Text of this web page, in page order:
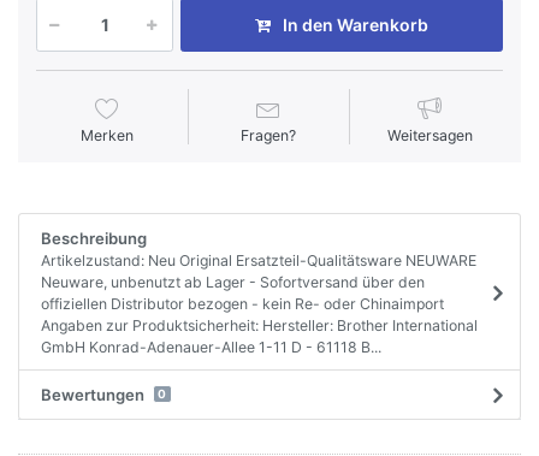
In den Warenkorb
Merken Fragen? Weitersagen
Beschreibung
Artikelzustand: Neu Original Ersatzteil-Qualitätsware NEUWARE
Neuware, unbenutzt ab Lager - Sofortversand über den
offiziellen Distributor bezogen - kein Re- oder Chinaimport
Angaben zur Produktsicherheit: Hersteller: Brother International
GmbH Konrad-Adenauer-Allee 1-11 D - 61118 B...
Bewertungen 0